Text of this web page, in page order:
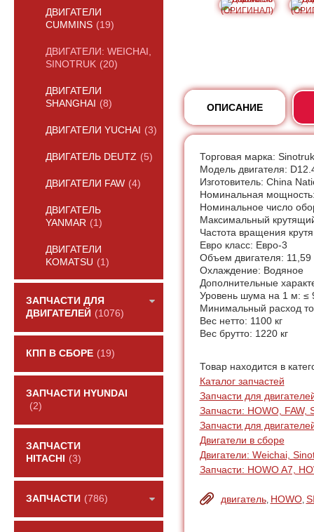
ДВИГАТЕЛИ
CUMMINS (19)
ДВИГАТЕЛИ: WEICHAI,
SINOTRUK (20)
ДВИГАТЕЛИ
SHANGHAI (8)
ДВИГАТЕЛИ YUCHAI (3)
ДВИГАТЕЛЬ DEUTZ (5)
ДВИГАТЕЛИ FAW (4)
ДВИГАТЕЛЬ
YANMAR (1)
ДВИГАТЕЛИ
KOMATSU (1)
ЗАПЧАСТИ ДЛЯ
ДВИГАТЕЛЕЙ (1076)
КПП В СБОРЕ (19)
ЗАПЧАСТИ HYUNDAI
(2)
ЗАПЧАСТИ
HITACHI
(3)
ЗАПЧАСТИ (786)
ОПИСАНИЕ
Торговая марка: Sinotruk
Модель двигателя:
Изготовитель: China
Номинальная
Номинальное число
Максимальный
Частота вращения
Евро класс: Евро-3
Объем двигателя: 11,59
Охлаждение: Водяное
Дополнительные
Уровень шума на 1 м: ≤
Минимальный расход
Вес нетто: 1100 кг
Вес брутто: 1220 кг
Товар находится в
Каталог запчастей
Запчасти для
Запчасти: HOWO, FAW,
Запчасти для
Двигатели в сборе
Двигатели: Weichai,
Запчасти: HOWO A7,
двигатель, HOWO,